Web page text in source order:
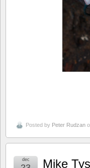
Posted by Peter Rudzan
Mike
dec